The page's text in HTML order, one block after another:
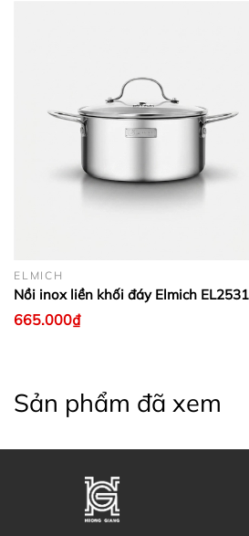
ELMICH
Nồi inox liền khối đáy Elmich EL2531
665.000₫
Sản phẩm đã xem